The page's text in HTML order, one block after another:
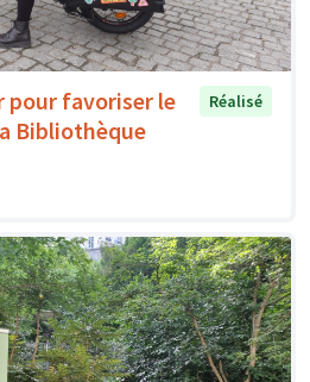
pour favoriser le
Bibliothèque
Réalisé